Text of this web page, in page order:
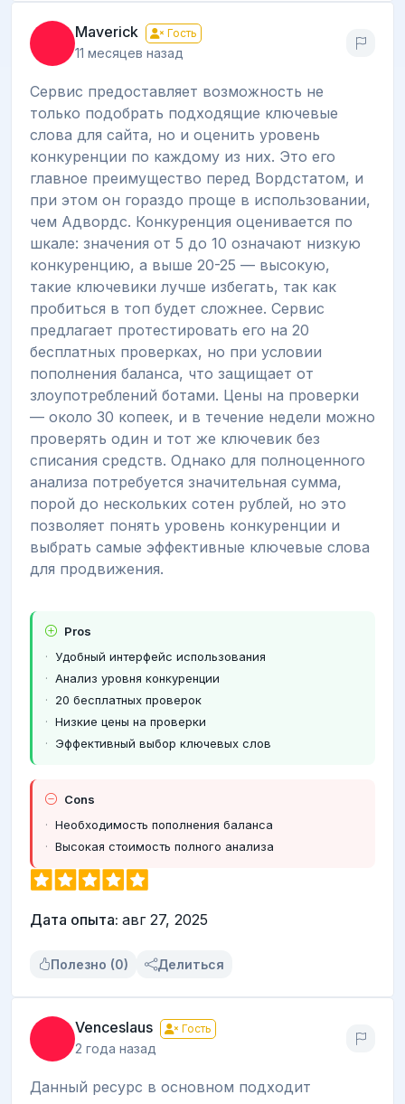
Maverick Гость
11 месяцев назад
Сервис предоставляет возможность не
только подобрать подходящие ключевые
слова для сайта, но и оценить уровень
конкуренции по каждому из них. Это его
главное преимущество перед Вордстатом, и
при этом он гораздо проще в использовании,
чем Адвордс. Конкуренция оценивается по
шкале: значения от 5 до 10 означают низкую
конкуренцию, а выше 20-25 — высокую,
такие ключевики лучше избегать, так как
пробиться в топ будет сложнее. Сервис
предлагает протестировать его на 20
бесплатных проверках, но при условии
пополнения баланса, что защищает от
злоупотреблений ботами. Цены на проверки
— около 30 копеек, и в течение недели можно
проверять один и тот же ключевик без
списания средств. Однако для полноценного
анализа потребуется значительная сумма,
порой до нескольких сотен рублей, но это
позволяет понять уровень конкуренции и
выбрать самые эффективные ключевые слова
для продвижения.
Pros
Удобный интерфейс использования
Анализ уровня конкуренции
20 бесплатных проверок
Низкие цены на проверки
Эффективный выбор ключевых слов
Cons
Необходимость пополнения баланса
Высокая стоимость полного анализа
Дата опыта: авг 27, 2025
Полезно (0) Делиться
Venceslaus Гость
2 года назад
Данный ресурс в основном подходит